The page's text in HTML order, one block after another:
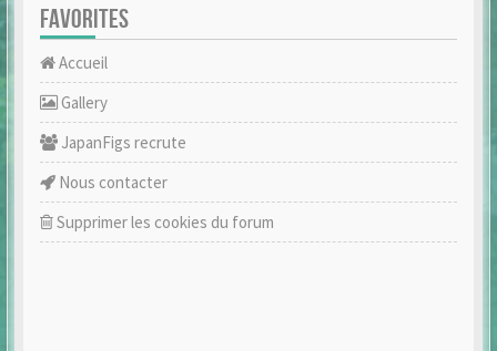
FAVORITES
Accueil
Gallery
JapanFigs recrute
Nous contacter
Supprimer les cookies du forum